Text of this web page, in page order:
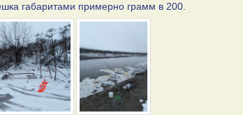
габаритами примерно грамм в 200.